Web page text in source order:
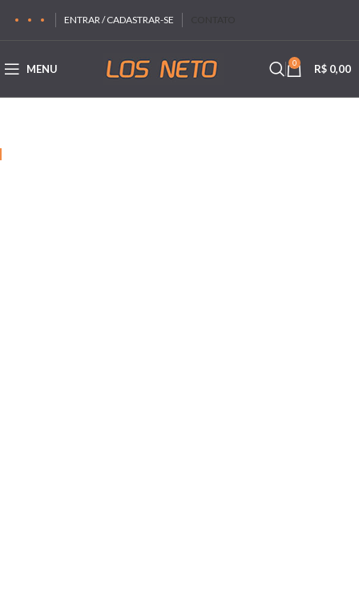
ENTRAR / CADASTRAR-SE
MENU 0 R$ 0,00